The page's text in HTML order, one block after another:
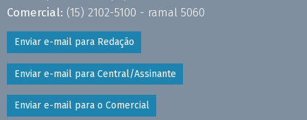
Comercial: (15) 2102-5100 - ramal 5060
Enviar e-mail para Redação
Enviar e-mail para Central/Assinante
Enviar e-mail para o Comercial